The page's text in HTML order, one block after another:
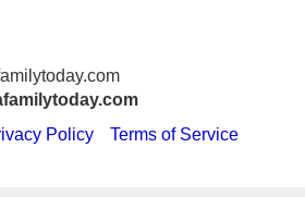
Policy
Terms of Service